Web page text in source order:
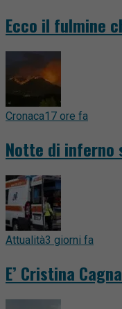
Ecco il fulmine
Cronaca17 ore fa
Notte di inferno
Attualità3 giorni fa
E’ Cristina